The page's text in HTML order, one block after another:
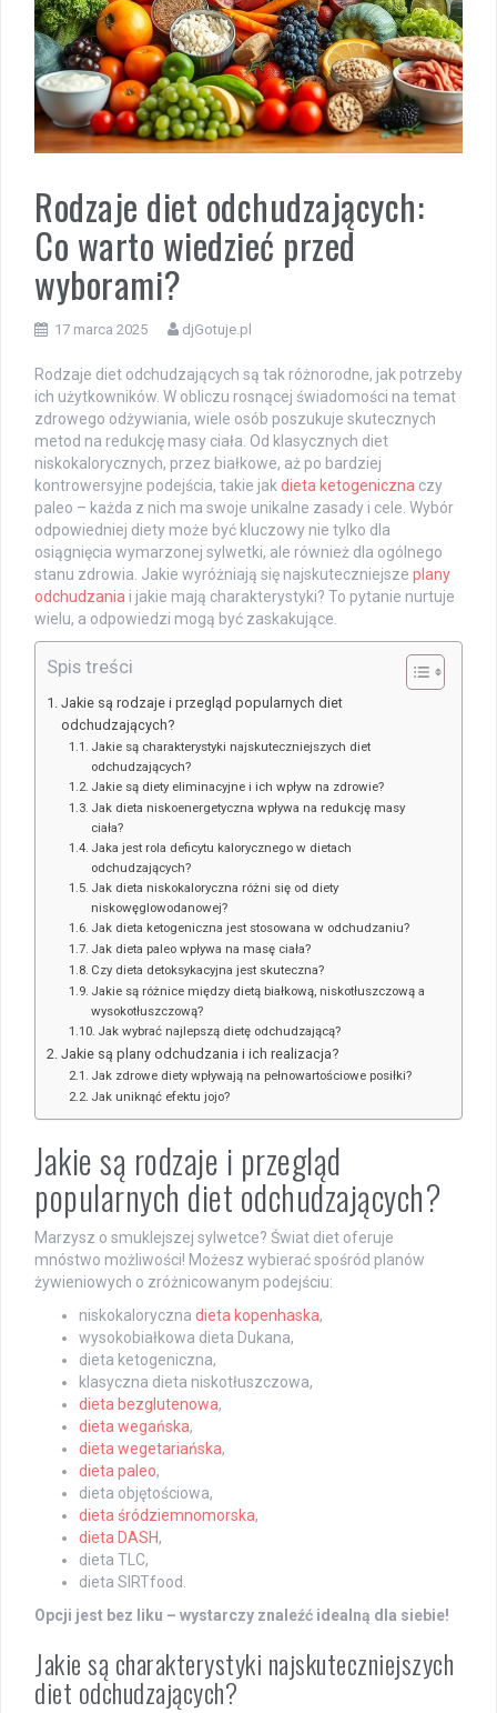
Rodzaje diet odchudzających:
Co warto wiedzieć przed
wyborami?
17 marca 2025 djGotuje.pl
Rodzaje diet odchudzających są tak różnorodne, jak potrzeby
ich użytkowników. W obliczu rosnącej świadomości na temat
zdrowego odżywiania, wiele osób poszukuje skutecznych
metod na redukcję masy ciała. Od klasycznych diet
niskokalorycznych, przez białkowe, aż po bardziej
kontrowersyjne podejścia, takie jak dieta ketogeniczna czy
paleo – każda z nich ma swoje unikalne zasady i cele. Wybór
odpowiedniej diety może być kluczowy nie tylko dla
osiągnięcia wymarzonej sylwetki, ale również dla ogólnego
stanu zdrowia. Jakie wyróżniają się najskuteczniejsze plany
odchudzania i jakie mają charakterystyki? To pytanie nurtuje
wielu, a odpowiedzi mogą być zaskakujące.
Spis treści
Jakie są rodzaje i przegląd popularnych diet
odchudzających?
Jakie są charakterystyki najskuteczniejszych diet
odchudzających?
Jakie są diety eliminacyjne i ich wpływ na zdrowie?
Jak dieta niskoenergetyczna wpływa na redukcję masy
ciała?
Jaka jest rola deficytu kalorycznego w dietach
odchudzających?
Jak dieta niskokaloryczna różni się od diety
niskowęglowodanowej?
Jak dieta ketogeniczna jest stosowana w odchudzaniu?
Jak dieta paleo wpływa na masę ciała?
Czy dieta detoksykacyjna jest skuteczna?
Jakie są różnice między dietą białkową, niskotłuszczową a
wysokotłuszczową?
Jak wybrać najlepszą dietę odchudzającą?
Jakie są plany odchudzania i ich realizacja?
Jak zdrowe diety wpływają na pełnowartościowe posiłki?
Jak uniknąć efektu jojo?
Jakie są rodzaje i przegląd
popularnych diet odchudzających?
Marzysz o smuklejszej sylwetce? Świat diet oferuje
mnóstwo możliwości! Możesz wybierać spośród planów
żywieniowych o zróżnicowanym podejściu:
niskokaloryczna dieta kopenhaska,
wysokobiałkowa dieta Dukana,
dieta ketogeniczna,
klasyczna dieta niskotłuszczowa,
dieta bezglutenowa,
dieta wegańska,
dieta wegetariańska,
dieta paleo,
dieta objętościowa,
dieta śródziemnomorska,
dieta DASH,
dieta TLC,
dieta SIRTfood.
Opcji jest bez liku – wystarczy znaleźć idealną dla siebie!
Jakie są charakterystyki najskuteczniejszych
diet odchudzających?